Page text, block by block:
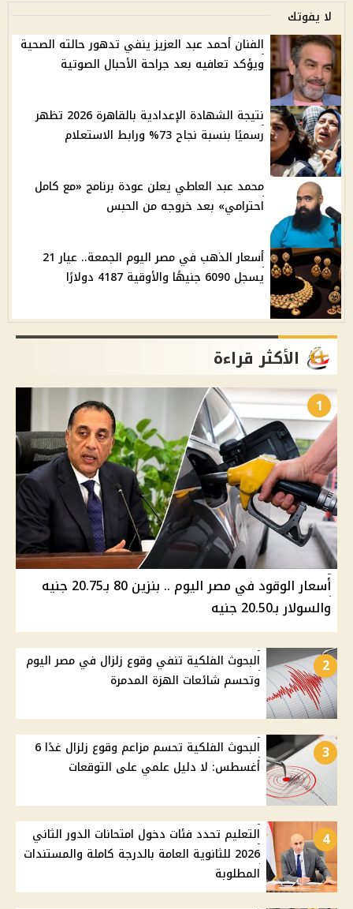
لا يفوتك
الفنان أحمد عبد العزيز ينفي تدهور حالته الصحية
ويؤكد تعافيه بعد جراحة الأحبال الصوتية
نتيجة الشهادة الإعدادية بالقاهرة 2026 تظهر
رسميًا بنسبة نجاح 73% ورابط الاستعلام
محمد عبد العاطي يعلن عودة برنامج «مع كامل
احترامي» بعد خروجه من الحبس
أسعار الذهب في مصر اليوم الجمعة.. عيار 21
يسجل 6090 جنيهًا والأوقية 4187 دولارًا
الأكثر قراءة
1
أسعار الوقود في مصر اليوم .. بنزين 80 بـ20.75 جنيه
والسولار بـ20.50 جنيه
2
البحوث الفلكية تنفي وقوع زلزال في مصر اليوم
وتحسم شائعات الهزة المدمرة
3
البحوث الفلكية تحسم مزاعم وقوع زلزال غدًا 6
أغسطس: لا دليل علمي على التوقعات
4
التعليم تحدد فئات دخول امتحانات الدور الثاني
2026 للثانوية العامة بالدرجة كاملة والمستندات
المطلوبة